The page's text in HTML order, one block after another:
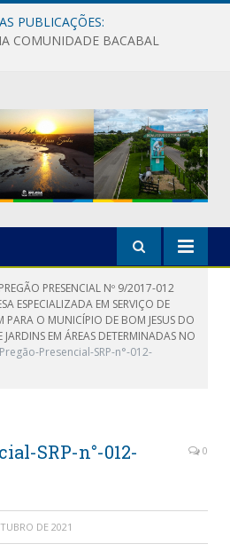
PUBLICAÇÕES:
COMUNIDADE BACABAL
PREGÃO PRESENCIAL Nº 9/2017-012
ESPECIALIZADA EM SERVIÇO DE
PARA O MUNICÍPIO DE BOM JESUS DO
EM ÁREAS DETERMINADAS NO
Pregão-Presencial-SRP-n°-012-
SRP-n°-012-
0
DE 2021